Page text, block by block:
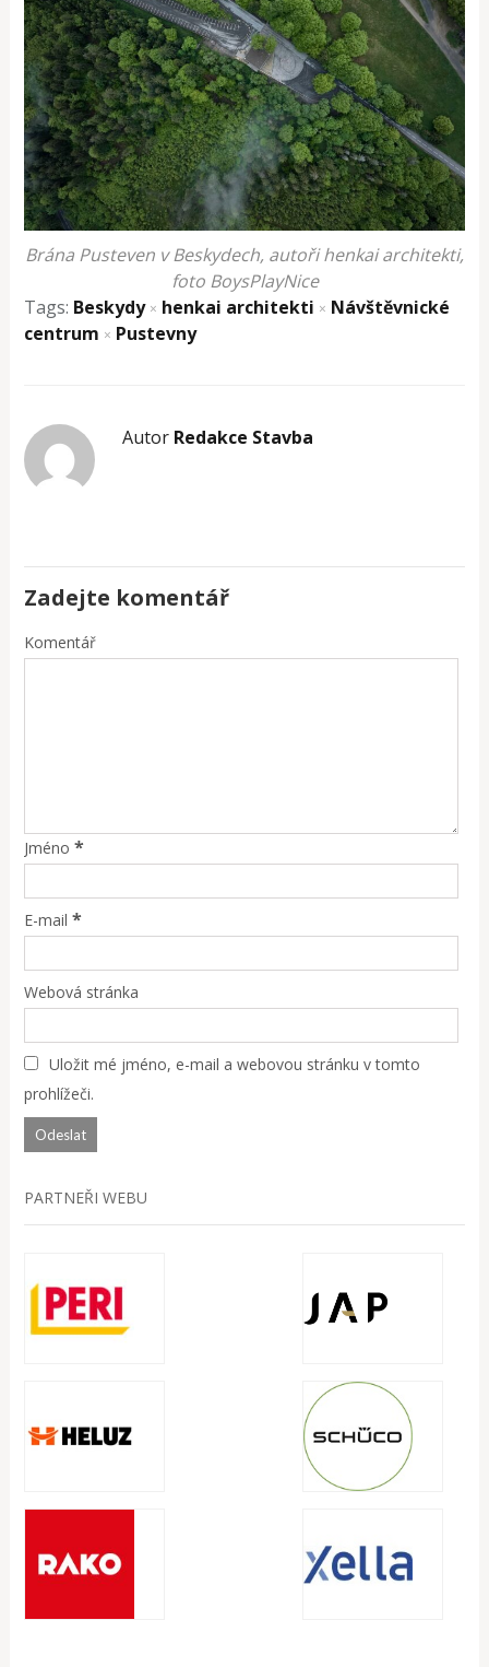
Brána Pusteven v Beskydech, autoři henkai architekti,
foto BoysPlayNice
Tags: Beskydy × henkai architekti × Návštěvnické
centrum × Pustevny
Autor Redakce Stavba
Zadejte komentář
Komentář
Jméno *
E-mail *
Webová stránka
Uložit mé jméno, e-mail a webovou stránku v tomto
prohlížeči.
PARTNEŘI WEBU